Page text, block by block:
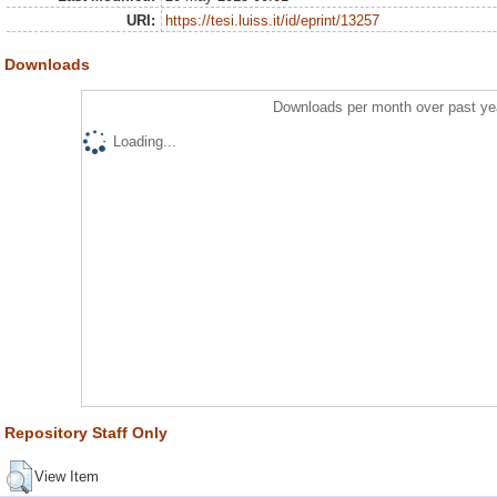
URI:
https://tesi.luiss.it/id/eprint/13257
Downloads
Downloads per month over past
Loading...
Repository Staff Only
View Item